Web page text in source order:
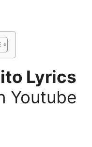
Lyrics
Youtube